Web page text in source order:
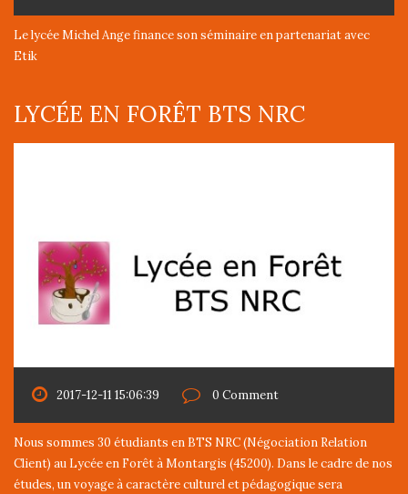
Le lycée Michel Ange finance son séminaire en partenariat avec
Etik
LYCÉE EN FORÊT BTS NRC
2017-12-11 15:06:39 0 Comment
Nous sommes 30 étudiants en BTS NRC (Négociation Relation
Client) au Lycée en Forêt à Montargis (45200). Dans le cadre de nos
études, un voyage à caractère culturel et pédagogique sera